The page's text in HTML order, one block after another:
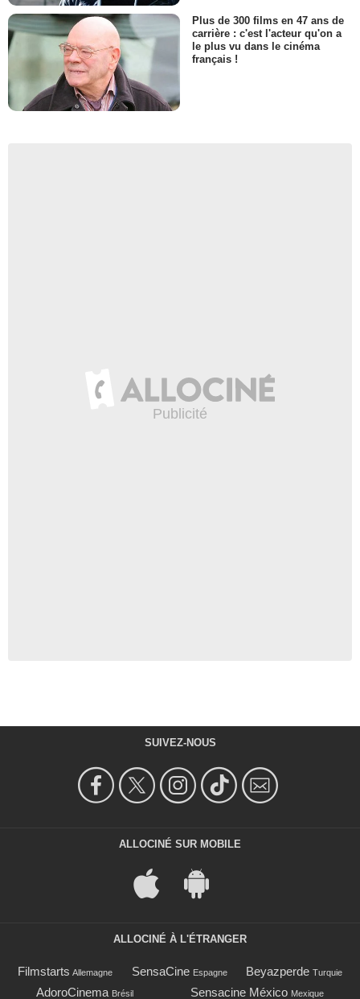
Plus de 300 films en 47 ans de
carrière : c'est l'acteur qu'on a
le plus vu dans le cinéma
français !
SUIVEZ-NOUS
ALLOCINÉ SUR MOBILE
ALLOCINÉ À L'ÉTRANGER
Filmstarts Allemagne SensaCine Espagne Beyazperde Turquie
AdoroCinema Brésil Sensacine México Mexique